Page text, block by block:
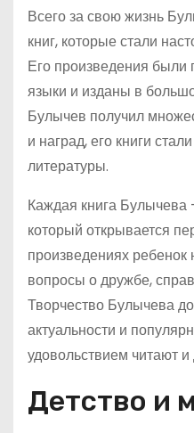
Всего за свою жизнь
книг, которые стали
Его произведения
языки и изданы в
Булычев получил
и наград, его книги
литературы.
Каждая книга Булычева
который открывается
произведениях
вопросы о дружбе,
Творчество Булычева
актуальности и
удовольствием читают
Детство и